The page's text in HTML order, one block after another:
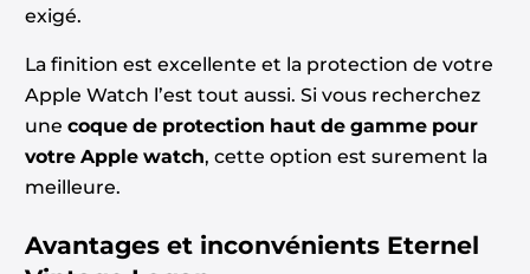
exigé.
La finition est excellente et la protection de votre
Apple Watch l’est tout aussi. Si vous recherchez
une coque de protection haut de gamme pour
votre Apple watch, cette option est surement la
meilleure.
Avantages et inconvénients Eternel